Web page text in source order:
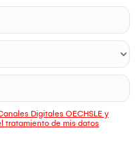
Digitales OECHSLE y
tratamiento de mis datos